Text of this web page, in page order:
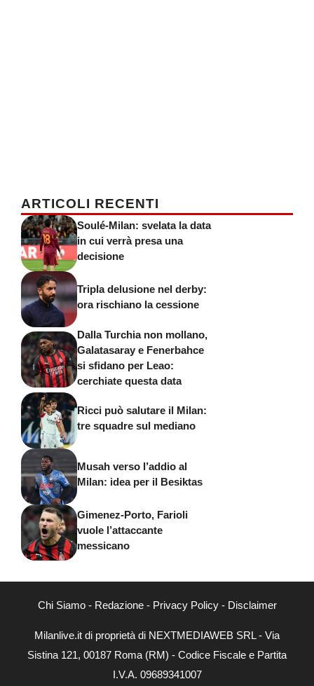
ARTICOLI RECENTI
Soulé-Milan: svelata la data
in cui verrà presa una
decisione
Tripla delusione nel derby:
ora rischiano la cessione
Dalla Turchia non mollano,
Galatasaray e Fenerbahce
si sfidano per Leao:
cerchiate questa data
Ricci può salutare il Milan:
tre squadre sul mediano
Musah verso l’addio al
Milan: idea per il Besiktas
Gimenez-Porto, Farioli
vuole l’attaccante
messicano
Chi Siamo- Redazione- Privacy Policy- Disclaimer
Milanlive.it di proprietà di NEXTMEDIAWEB SRL - Via
Sistina 121, 00187 Roma (RM) - Codice Fiscale e Partita
I.V.A. 09689341007